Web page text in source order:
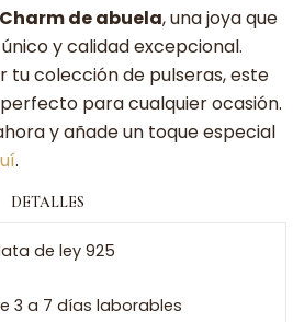
Charm de abuela, una joya que
y calidad excepcional.
tu colección de pulseras, este
para cualquier ocasión.
y añade un toque especial
.
DETALLES
de ley 925
3 a 7 días laborables